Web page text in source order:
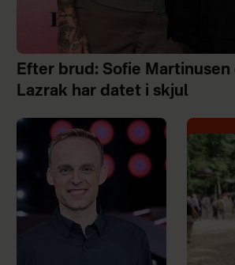
Efter brud: Sofie Martinusen
Lazrak har datet i skjul